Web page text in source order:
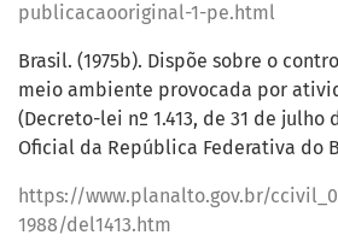
publicacaooriginal-1-pe.html
Brasil. (1975b). Dispõe sobre o
meio ambiente provocada por
(Decreto-lei nº 1.413, de 31 de julho
Oficial da República Federativa do
https://www.planalto.gov.br/
1988/del1413.htm